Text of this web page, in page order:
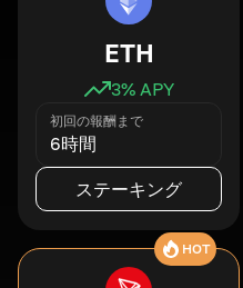
ETH
3% APY
初回の報酬まで
6時間
ステーキング
HOT